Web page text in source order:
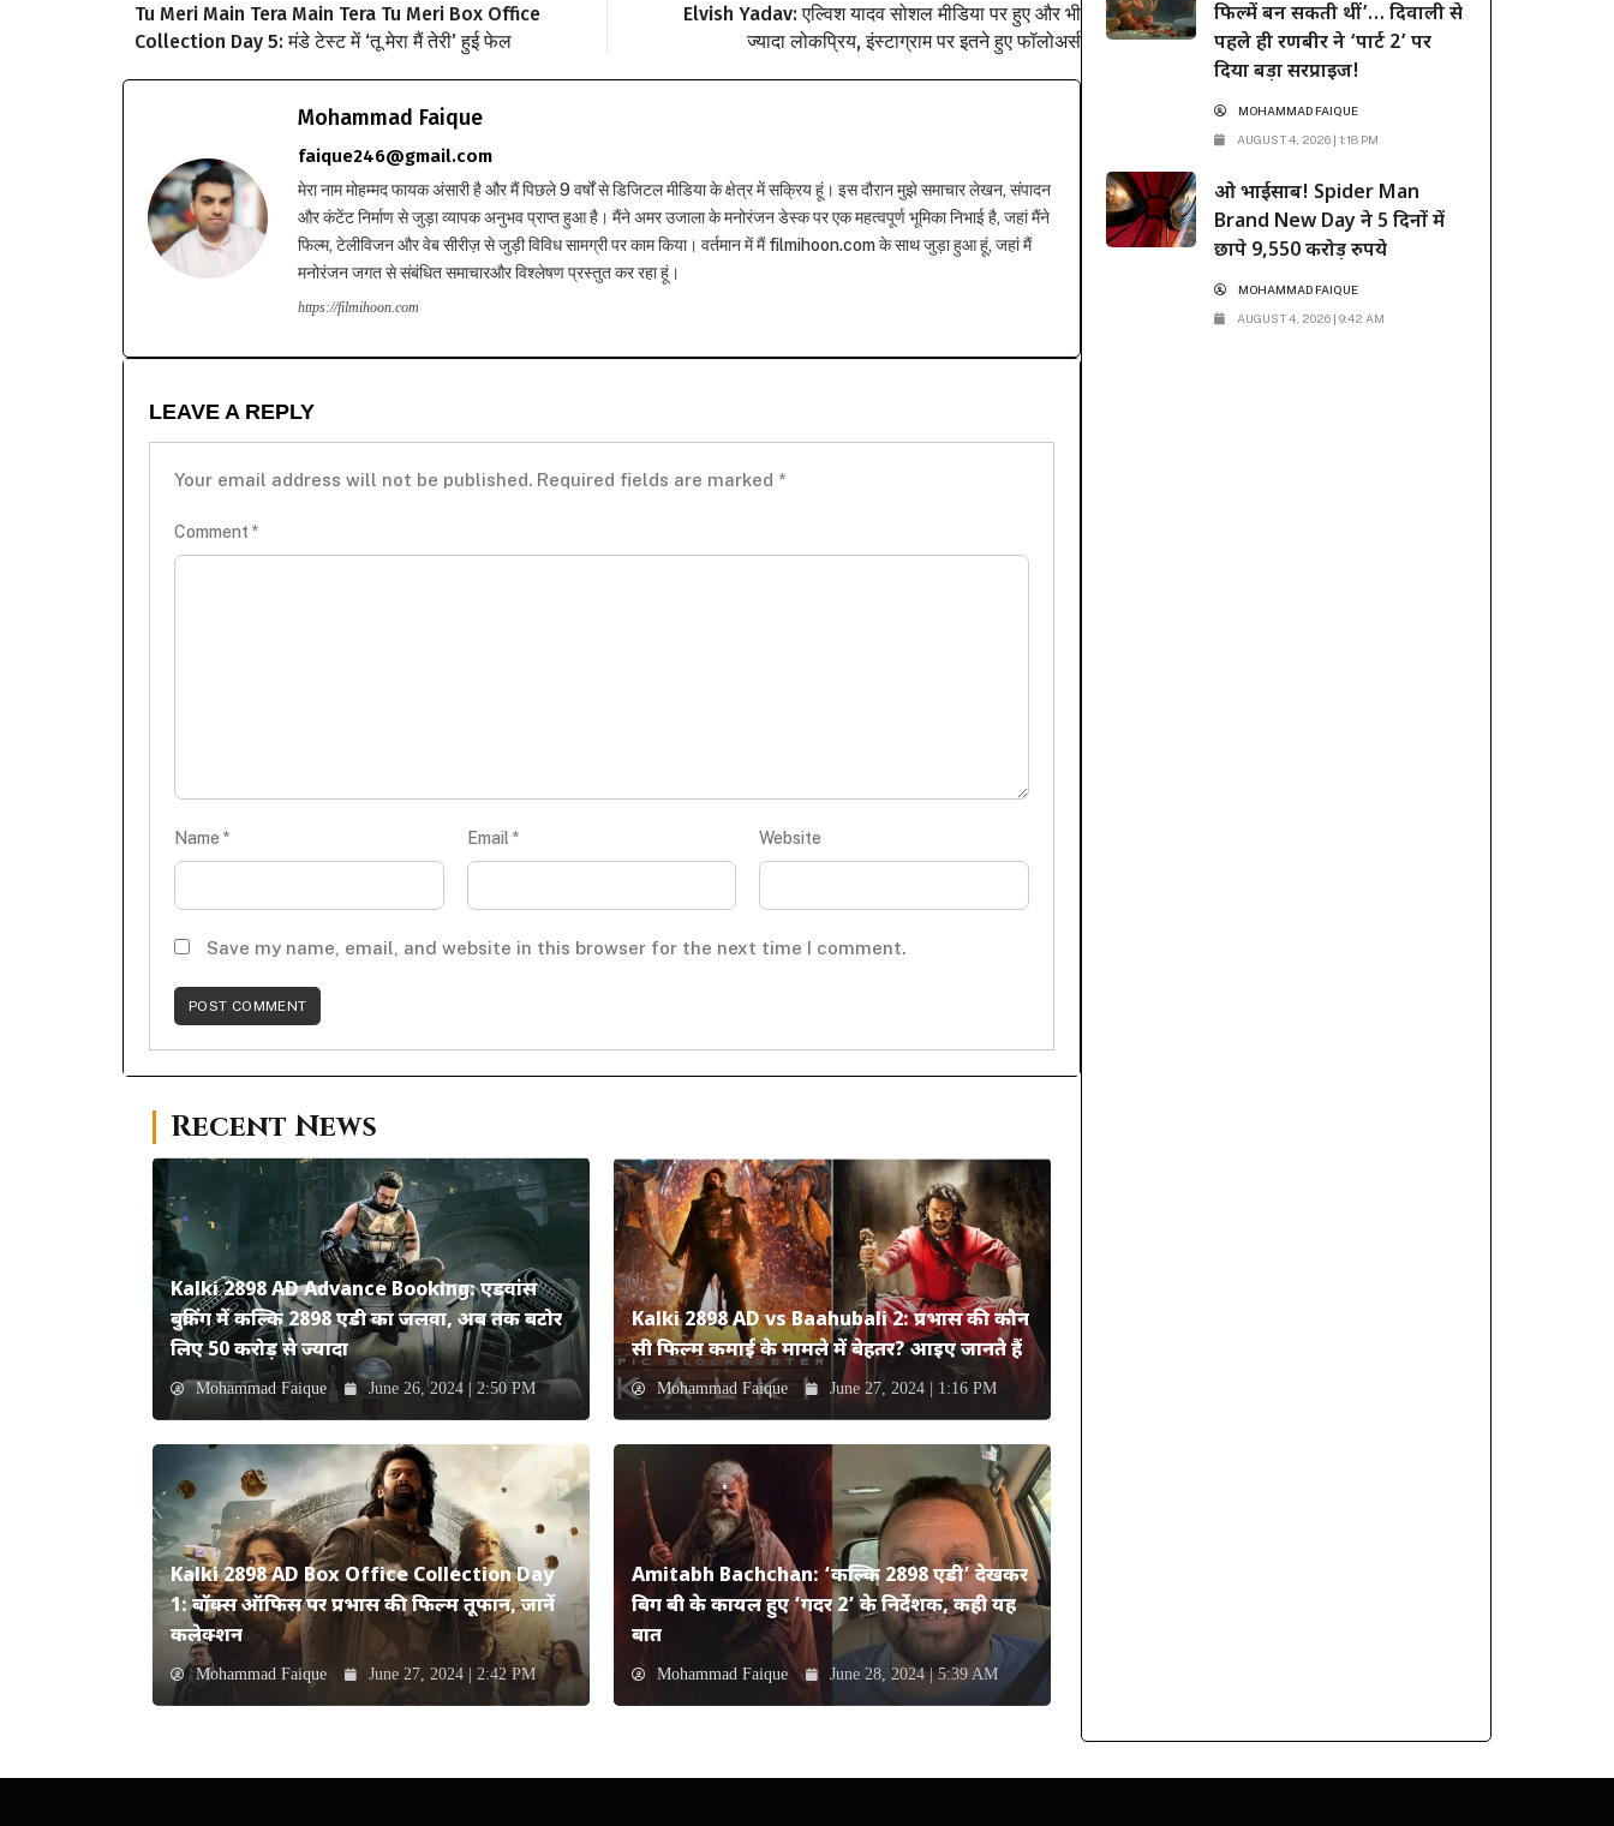
Tu Meri Main Tera Main Tera Tu Meri Box Office
Collection Day 5: मंडे टेस्ट में ‘तू मेरा मैं तेरी’ हुई फेल
Elvish Yadav: एल्विश यादव सोशल मीडिया पर हुए और भी
ज्यादा लोकप्रिय, इंस्टाग्राम पर इतने हुए फॉलोअर्स
Mohammad Faique
faique246@gmail.com
मेरा नाम मोहम्मद फायक अंसारी है और मैं पिछले 9 वर्षों से डिजिटल मीडिया के क्षेत्र में सक्रिय हूं। इस दौरान मुझे समाचार लेखन, संपादन
और कंटेंट निर्माण से जुड़ा व्यापक अनुभव प्राप्त हुआ है। मैंने अमर उजाला के मनोरंजन डेस्क पर एक महत्वपूर्ण भूमिका निभाई है, जहां मैंने
फिल्म, टेलीविजन और वेब सीरीज़ से जुड़ी विविध सामग्री पर काम किया। वर्तमान में मैं filmihoon.com के साथ जुड़ा हुआ हूं, जहां मैं
मनोरंजन जगत से संबंधित समाचारऔर विश्लेषण प्रस्तुत कर रहा हूं।
https://filmihoon.com
LEAVE A REPLY
Your email address will not be published. Required fields are marked *
Comment *
Name * Email * Website
Save my name, email, and website in this browser for the next time I comment.
Recent News
Kalki 2898 AD Advance Booking: एडवांस
बुकिंग में कल्कि 2898 एडी का जलवा, अब तक बटोर
लिए 50 करोड़ से ज्यादा
Mohammad Faique June 26, 2024 | 2:50 PM
Kalki 2898 AD vs Baahubali 2: प्रभास की कौन
सी फिल्म कमाई के मामले में बेहतर? आइए जानते हैं
Mohammad Faique June 27, 2024 | 1:16 PM
Kalki 2898 AD Box Office Collection Day
1: बॉक्स ऑफिस पर प्रभास की फिल्म तूफान, जानें
कलेक्शन
Mohammad Faique June 27, 2024 | 2:42 PM
Amitabh Bachchan: ‘कल्कि 2898 एडी’ देखकर
बिग बी के कायल हुए ‘गदर 2’ के निर्देशक, कही यह
बात
Mohammad Faique June 28, 2024 | 5:39 AM
फिल्में बन सकती थीं’… दिवाली से
पहले ही रणबीर ने ‘पार्ट 2’ पर
दिया बड़ा सरप्राइज!
MOHAMMAD FAIQUE
AUGUST 4, 2026 | 1:18 PM
ओ भाईसाब! Spider Man
Brand New Day ने 5 दिनों में
छापे 9,550 करोड़ रुपये
MOHAMMAD FAIQUE
AUGUST 4, 2026 | 9:42 AM